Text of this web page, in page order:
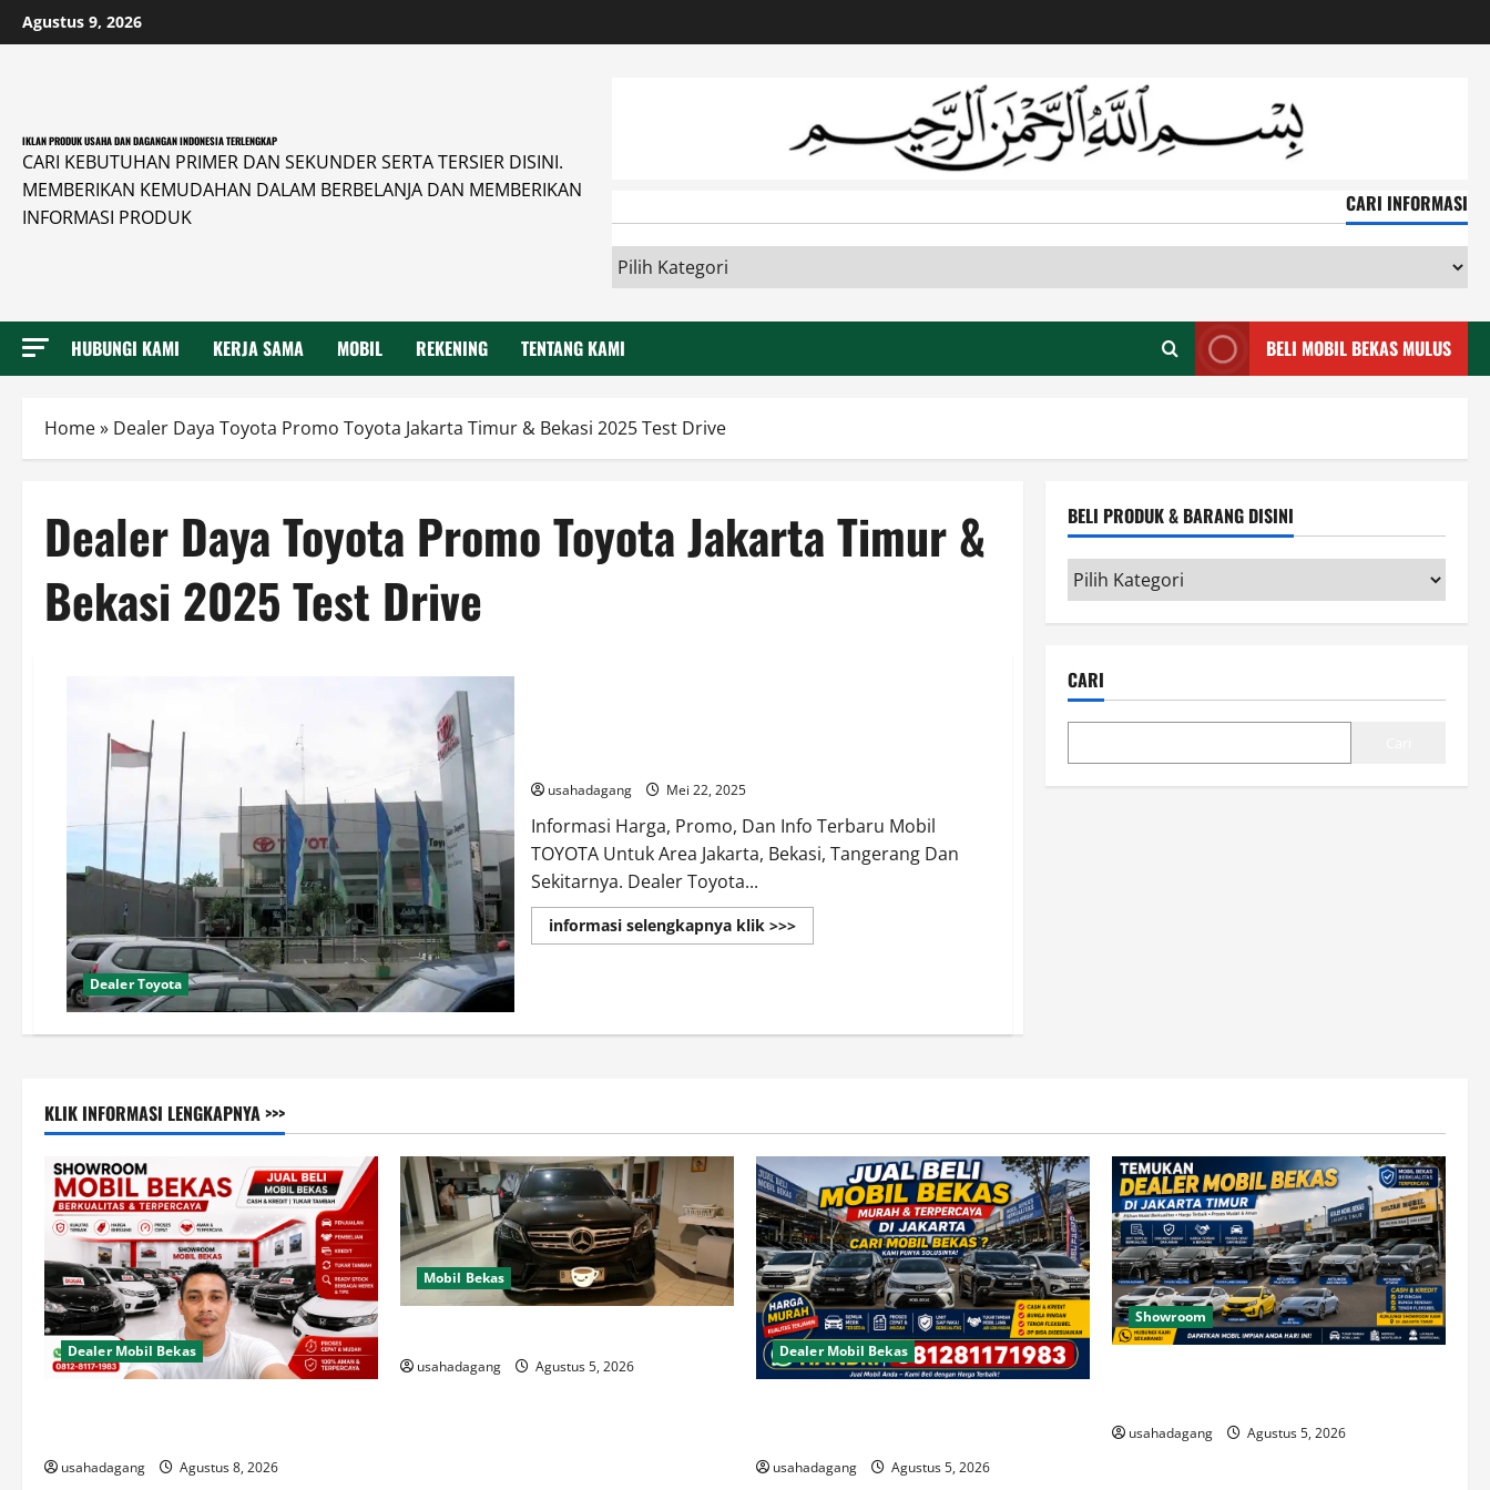
Skip
to
Agustus 9, 2026
IKLAN PRODUK USAHA DAN DAGANGAN INDONESIA TERLENGKAP
CARI KEBUTUHAN PRIMER DAN SEKUNDER SERTA TERSIER DISINI.
MEMBERIKAN KEMUDAHAN DALAM BERBELANJA DAN MEMBERIKAN
INFORMASI PRODUK
CARI INFORMASI
HUBUNGI KAMI KERJA SAMA MOBIL REKENING TENTANG KAMI BELI MOBIL BEKAS MULUS
Home» Dealer Daya Toyota Promo Toyota Jakarta Timur & Bekasi 2025 Test Drive
Dealer Daya Toyota Promo Toyota Jakarta Timur &
Bekasi 2025 Test Drive
Dealer Toyota
usahadagang Mei 22, 2025
Informasi Harga, Promo, Dan Info Terbaru Mobil
TOYOTA Untuk Area Jakarta, Bekasi, Tangerang Dan
Sekitarnya. Dealer Toyota...
informasi selengkapnya klik >>>Read
more
Cash
BELI PRODUK & BARANG DISINI
Beli
Produk
&
disini
CARI
KLIK INFORMASI LENGKAPNYA >>>
Dealer Mobil Bekas
usahadagang Agustus 8, 2026
Mobil Bekas
usahadagang Agustus 5, 2026
Dealer Mobil Bekas
usahadagang Agustus 5, 2026
Showroom
usahadagang Agustus 5, 2026